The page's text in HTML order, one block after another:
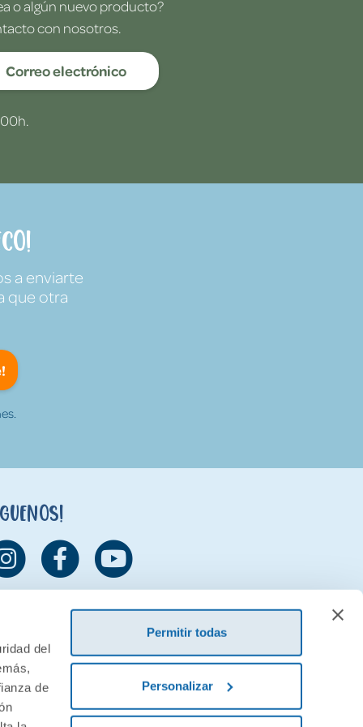
del
de
Permitir todas
Personalizar
o algún nuevo producto?
con nosotros.
Correo electrónico
a enviarte
que otra